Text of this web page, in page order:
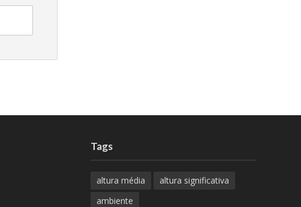
Tags
altura média
altura significativa
ambiente